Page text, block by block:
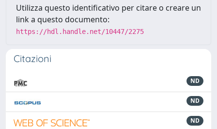
Utilizza questo identificativo per citare o creare un
link a questo documento:
https://hdl.handle.net/10447/2275
Citazioni
ND
ND
ND